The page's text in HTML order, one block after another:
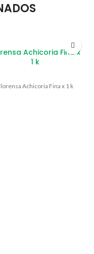
Achicoria Fina x
1 k
Achicoria Fina x 1 k